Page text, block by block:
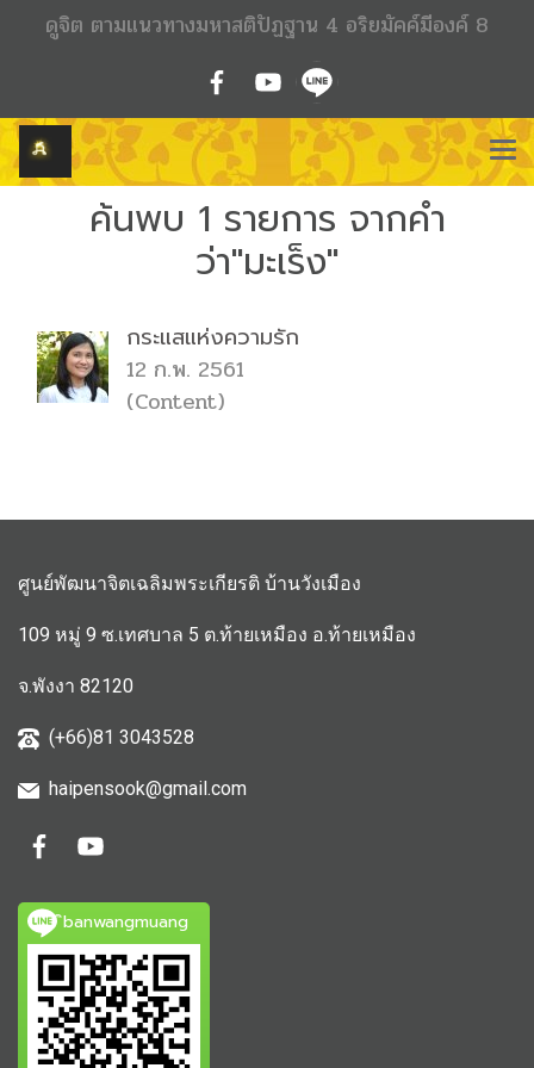
ดูจิต ตามแนวทางมหาสติปัฏฐาน 4 อริยมัคค์มีองค์ 8
ค้นพบ 1 รายการ จากคำ
ว่า"มะเร็ง"
กระแสแห่งความรัก
12 ก.พ. 2561
(Content)
ศูนย์พัฒนาจิตเฉลิมพระเกียรติ บ้านวังเมือง
109 หมู่ 9 ซ.เทศบาล 5 ต.ท้ายเหมือง อ.ท้ายเหมือง
จ.พังงา 82120
(+66)81 3043528
haipensook@gmail.com
ิbanwangmuang